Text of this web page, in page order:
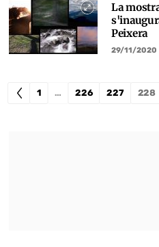
La
Peixera
29/11/2020
1 … 226 227 228